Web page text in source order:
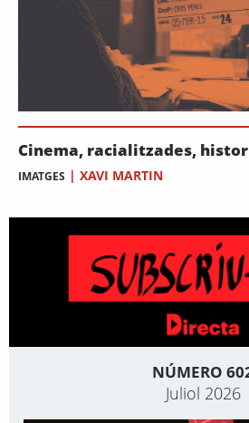
Cinema, racialitzades,
IMATGES | XAVI MARTIN
NÚMERO
Juliol 2026